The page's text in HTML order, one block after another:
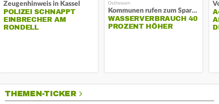
Zeugenhinweis in Kassel
POLIZEI SCHNAPPT
EINBRECHER AM
RONDELL
Kommunen rufen zum Sparen auf
WASSERVERBRAUCH 40
PROZENT HÖHER
THEMEN-TICKER